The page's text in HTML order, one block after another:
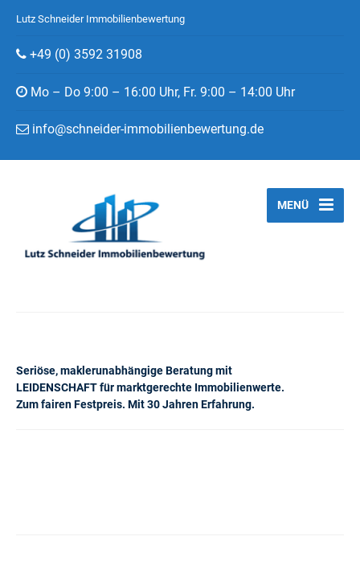
Lutz Schneider Immobilienbewertung
+49 (0) 3592 31908
Mo – Do 9:00 – 16:00 Uhr, Fr. 9:00 – 14:00 Uhr
info@schneider-immobilienbewertung.de
Seriöse, maklerunabhängige Beratung mit
LEIDENSCHAFT für marktgerechte Immobilienwerte.
Zum fairen Festpreis. Mit 30 Jahren Erfahrung.
MENÜ